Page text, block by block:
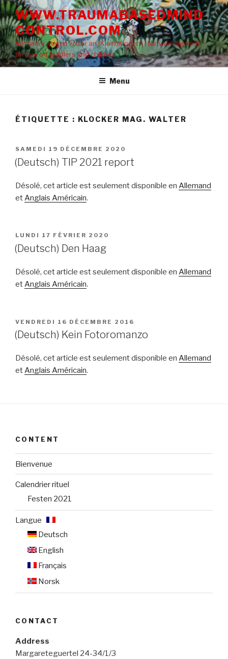
Aller
au
contenu
principal
WWW.TRAUMABASEDMIND
CONTROL.COM
Netzwerk gegen Folter an (Klein)Kindern | Network against
torture on toddlers and children
Menu
ÉTIQUETTE : KLOCKER MAG. WALTER
PUBLIÉ
LE
SAMEDI 19 DÉCEMBRE 2020
(Deutsch) TIP 2021 report
Désolé, cet article est seulement disponible en Allemand
etAnglais Américain.
PUBLIÉ
LE
LUNDI 17 FÉVRIER 2020
(Deutsch) Den Haag
Désolé, cet article est seulement disponible en Allemand
etAnglais Américain.
PUBLIÉ
LE
VENDREDI 16 DÉCEMBRE 2016
(Deutsch) Kein Fotoromanzo
Désolé, cet article est seulement disponible en Allemand
etAnglais Américain.
CONTENT
Bienvenue
Calendrier rituel
Festen 2021
Langue :
Deutsch
English
Français
Norsk
CONTACT
Address
Margareteguertel 24-34/1/3